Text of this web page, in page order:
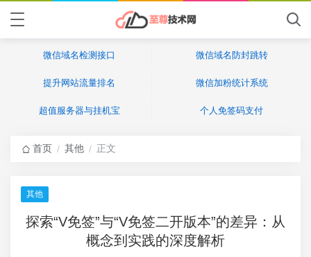
微信域名检测接口 微信域名防封跳转
提升网站流量排名 微信加粉统计系统
超值服务器与挂机宝 个人免签码支付
首页 / 其他 / 正文
其他
探索“V免签”与“V免签二开版本”的差异：从
概念到实践的深度解析